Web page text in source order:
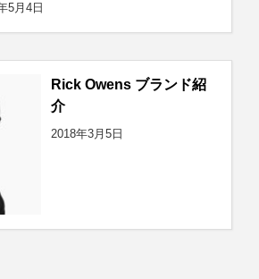
5月4日
Rick Owens ブランド紹
介
2018年3月5日